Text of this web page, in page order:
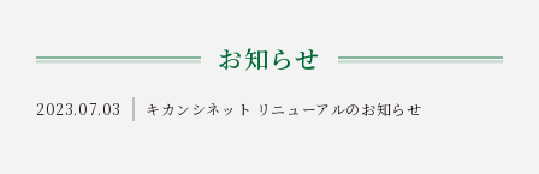
お知らせ
2023.07.03 キカンシネット リニューアルのお知らせ